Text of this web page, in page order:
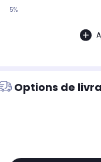
5%
Options de